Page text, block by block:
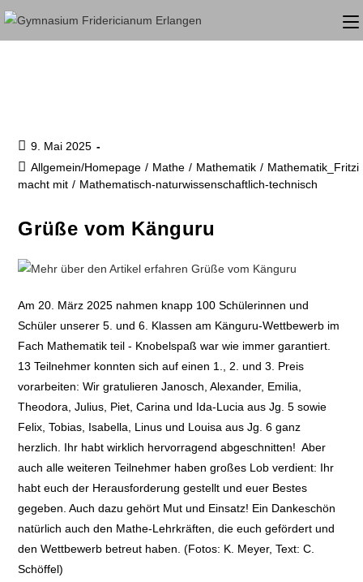
9. Mai 2025
Allgemein/Homepage / Mathe / Mathematik / Mathematik_Fritzi
macht mit / Mathematisch-naturwissenschaftlich-technisch
Grüße vom Känguru
Am 20. März 2025 nahmen knapp 100 Schülerinnen und
Schüler unserer 5. und 6. Klassen am Känguru-Wettbewerb im
Fach Mathematik teil - Knobelspaß war wie immer garantiert.
13 Teilnehmer konnten sich auf einen 1., 2. und 3. Preis
vorarbeiten: Wir gratulieren Janosch, Alexander, Emilia,
Theodora, Julius, Piet, Carina und Ida-Lucia aus Jg. 5 sowie
Felix, Tobias, Isabella, Linus und Louisa aus Jg. 6 ganz
herzlich. Ihr habt wirklich hervorragend abgeschnitten! Aber
auch alle weiteren Teilnehmer haben großes Lob verdient: Ihr
habt euch der Herausforderung gestellt und euer Bestes
gegeben. Auch dazu gehört Mut und Einsatz! Ein Dankeschön
natürlich auch den Mathe-Lehrkräften, die euch gefördert und
den Wettbewerb betreut haben. (Fotos: K. Meyer, Text: C.
Schöffel)